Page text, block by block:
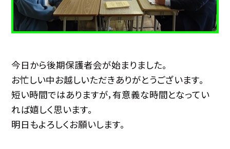
今日から後期保護者会が始まりました。
お忙しい中お越しいただきありがとうございます。
短い時間ではありますが，有意義な時間となってい
れば嬉しく思います。
明日もよろしくお願いします。